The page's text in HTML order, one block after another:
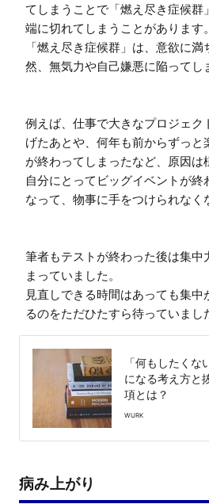
てしまうことで「燃え尽き症候群
端に切れてしまうことがあります。
「燃え尽き症候群」は、意欲に
然、無気力や自己嫌悪に陥ってし
例えば、仕事で大きなプロジェク
げたあとや、何年も前からずっと
が終わってしまったなど、原因は
自分にとってビッグイベントが終
なって、物事に手をつけられなく
筆者もテストが終わった後は集中
まっていました。
見直しできる時間はあっても集
るのをただひたすら待っていまし
「何もしたく
になる考え方と
項とは？
WURK
病み上がり